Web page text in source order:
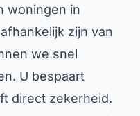
woningen in
zijn van
we snel
U bespaart
direct zekerheid.